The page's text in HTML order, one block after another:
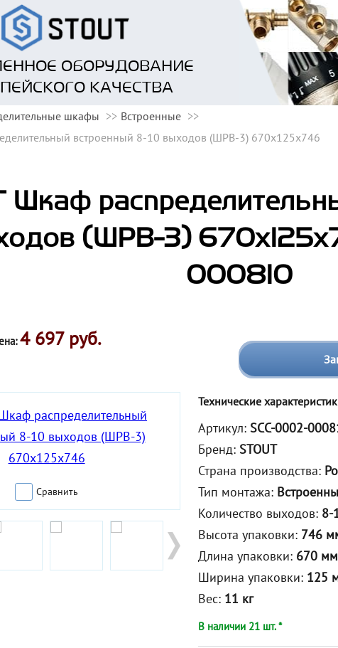
ОБОРУДОВАНИЕ
КАЧЕСТВА
шкафы
Встроенные
встроенный 8-10 выходов (ШРВ-3) 670х125х746
Шкаф
(ШРВ-3)
000810
4 697 руб.
Сравнить
Технические
Артикул: SCC-0002-
Бренд: STOUT
Страна производства:
Тип монтажа:
Количество выходов: 8-
Высота упаковки: 746
Длина упаковки: 670 мм
Ширина упаковки: 125
Вес: 11 кг
В наличии 21 шт. *